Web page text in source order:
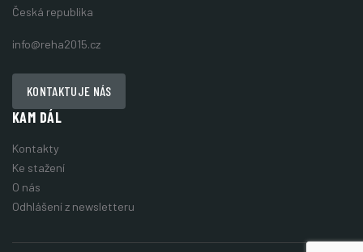
Česká republika
info@reha2015.cz
KONTAKTUJE NÁS
KAM DÁL
Kontakty
Ke stažení
O nás
Odhlášení z newsletteru